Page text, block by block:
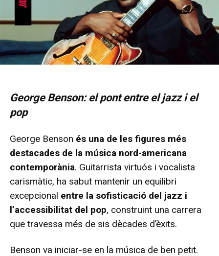
George Benson: el pont entre el jazz i el
pop
George Benson és una de les figures més
destacades de la música nord-americana
contemporània. Guitarrista virtuós i vocalista
carismàtic, ha sabut mantenir un equilibri
excepcional entre la sofisticació del jazz i
l’accessibilitat del pop, construint una carrera
que travessa més de sis dècades d’èxits.
Benson va iniciar-se en la música de ben petit.